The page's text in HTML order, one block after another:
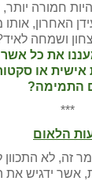
חמורה
האחרון, אותו
ושמחה
את כל
או
התמימה?
***
הלאום
זה, לא התכוון
אשר ידגיש את